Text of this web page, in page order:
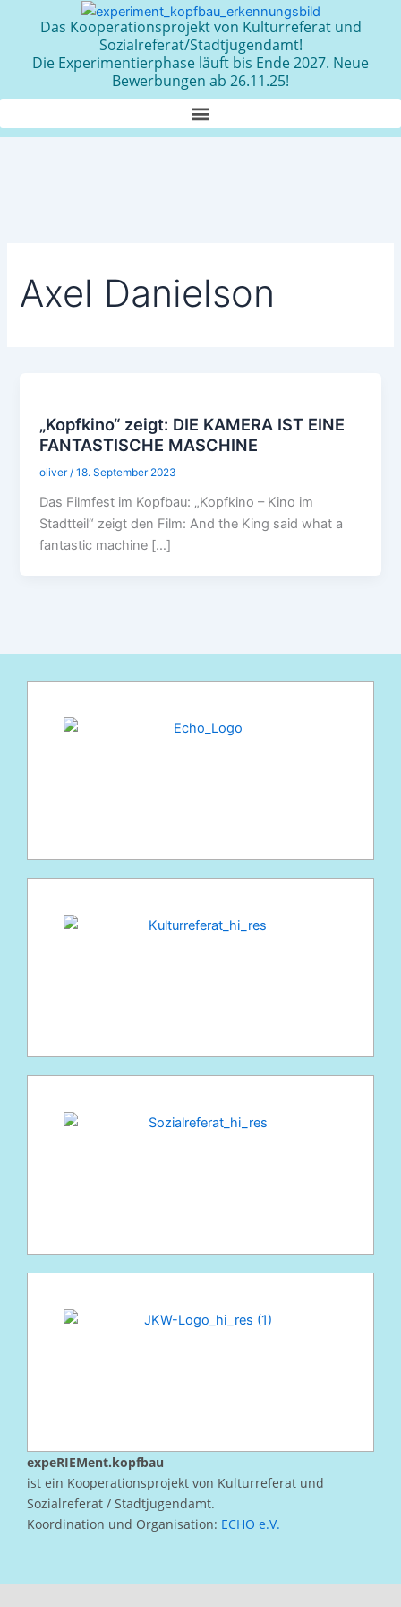
Das Kooperationsprojekt von Kulturreferat und
Sozialreferat/Stadtjugendamt!
Die Experimentierphase läuft bis Ende 2027. Neue
Bewerbungen ab 26.11.25!
Axel Danielson
„Kopfkino“ zeigt: DIE KAMERA IST EINE
FANTASTISCHE MASCHINE
oliver/18. September 2023
Das Filmfest im Kopfbau: „Kopfkino – Kino im
Stadtteil“ zeigt den Film: And the King said what a
fantastic machine […]
expeRIEMent.kopfbau
ist ein Kooperationsprojekt von Kulturreferat und
Sozialreferat / Stadtjugendamt.
Koordination und Organisation: ECHO e.V.